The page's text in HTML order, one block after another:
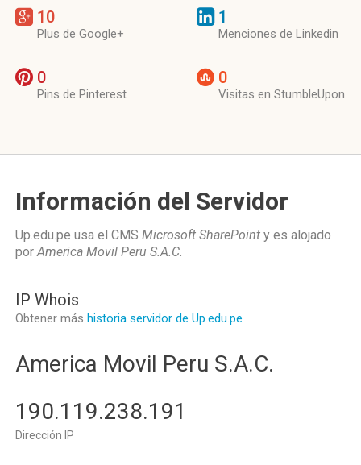
10
Plus de Google+
1
Menciones de Linkedin
0
Pins de Pinterest
0
Visitas en StumbleUpon
Información del Servidor
Up.edu.pe usa el CMS Microsoft SharePoint y es alojado
porAmerica Movil Peru S.A.C.
IP Whois
Obtener más historia servidor de Up.edu.pe
America Movil Peru S.A.C.
190.119.238.191
Dirección IP